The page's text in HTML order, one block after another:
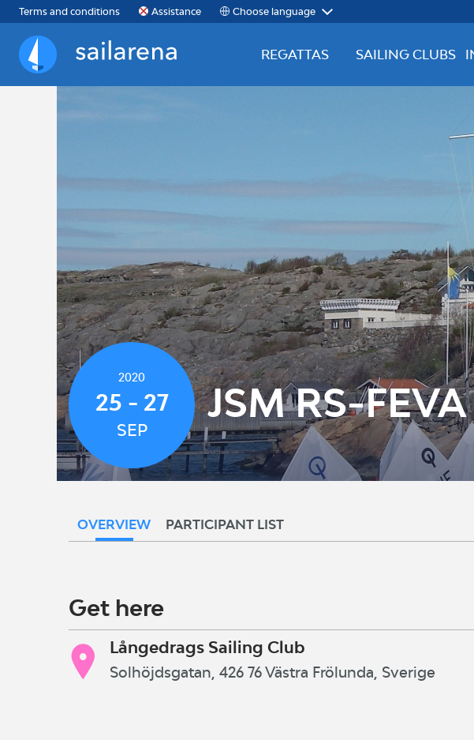
Terms and conditions Assistance Choose language
Sailarena
REGATTAS SAILING CLUBS
2020
25 - 27
SEP
JSM RS-
OVERVIEW PARTICIPANT LIST
Get here
Långedrags Sailing Club
Solhöjdsgatan, 426 76 Västra Frölunda, Sverige